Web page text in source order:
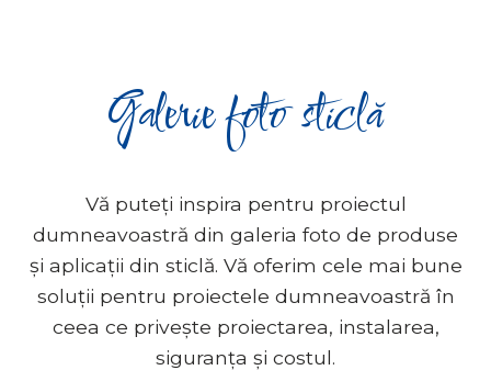
Galerie foto sticlă
Vă puteți inspira pentru proiectul
dumneavoastră din galeria foto de produse
și aplicații din sticlă. Vă oferim cele mai bune
soluții pentru proiectele dumneavoastră în
ceea ce privește proiectarea, instalarea,
siguranța și costul.